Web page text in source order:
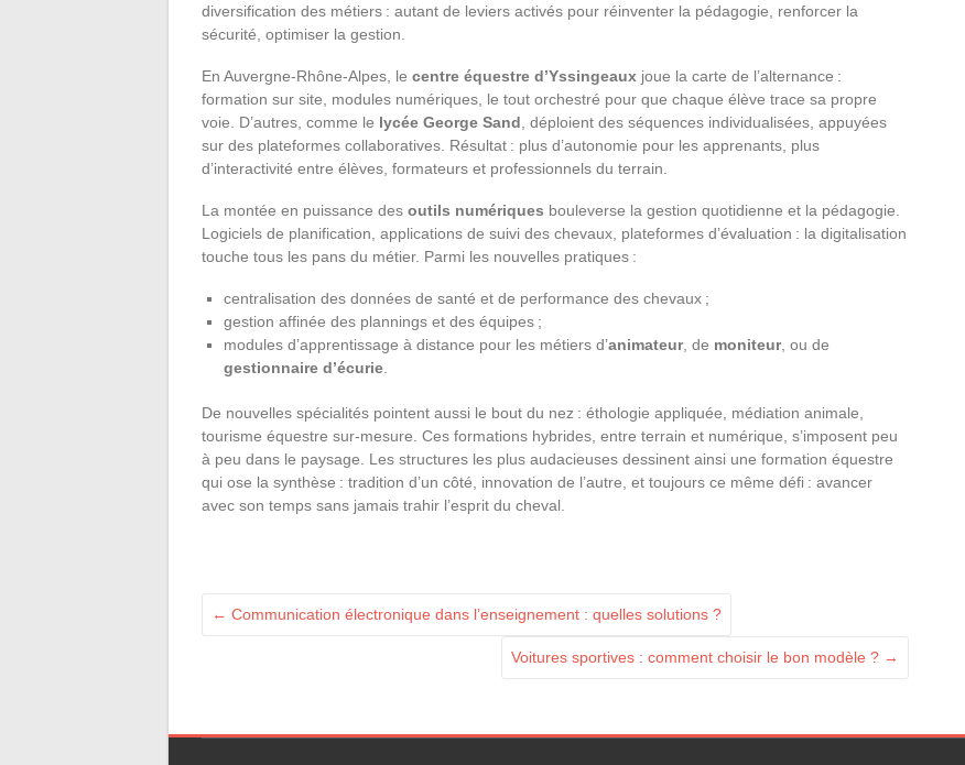
diversification des métiers : autant de leviers activés pour réinventer la pédagogie, renforcer la
sécurité, optimiser la gestion.
En Auvergne-Rhône-Alpes, le centre équestre d’Yssingeaux joue la carte de l’alternance :
formation sur site, modules numériques, le tout orchestré pour que chaque élève trace sa propre
voie. D’autres, comme le lycée George Sand , déploient des séquences individualisées, appuyées
sur des plateformes collaboratives. Résultat : plus d’autonomie pour les apprenants, plus
d’interactivité entre élèves, formateurs et professionnels du terrain.
La montée en puissance des outils numériques bouleverse la gestion quotidienne et la pédagogie.
Logiciels de planification, applications de suivi des chevaux, plateformes d’évaluation : la digitalisation
touche tous les pans du métier. Parmi les nouvelles pratiques :
centralisation des données de santé et de performance des chevaux ;
gestion affinée des plannings et des équipes ;
modules d’apprentissage à distance pour les métiers d’animateur, de moniteur, ou de
gestionnaire d’écurie
De nouvelles spécialités pointent aussi le bout du nez : éthologie appliquée, médiation animale,
tourisme équestre sur-mesure. Ces formations hybrides, entre terrain et numérique, s’imposent peu
à peu dans le paysage. Les structures les plus audacieuses dessinent ainsi une formation équestre
qui ose la synthèse : tradition d’un côté, innovation de l’autre, et toujours ce même défi : avancer
avec son temps sans jamais trahir l’esprit du cheval.
← Communication électronique dans l’enseignement : quelles solutions ?
Voitures sportives : comment choisir le bon modèle ? →